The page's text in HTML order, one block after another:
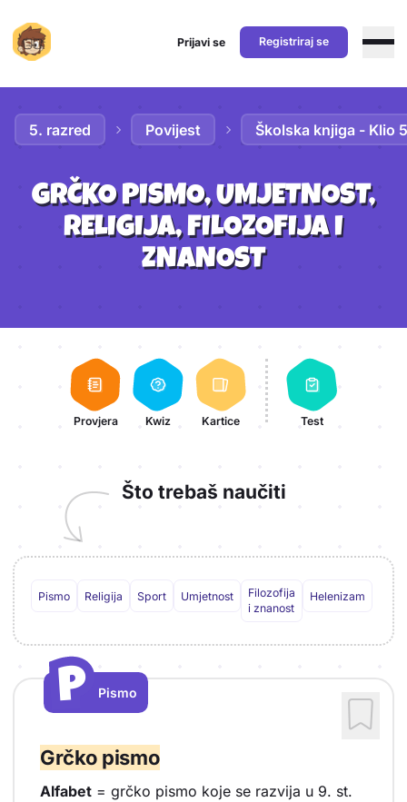
Prijavi se Registriraj se
5. razred Povijest Školska knjiga - Klio 5
GRČKO PISMO, UMJETNOST,
RELIGIJA, FILOZOFIJA I
ZNANOST
Aktivnosti lekcije
Provjera Kwiz Kartice Test
Što trebaš naučiti
Pismo Religija Sport Umjetnost
Filozofija
i znanost
Helenizam
P
P
Pismo
Grčko pismo
Alfabet = grčko pismo koje se razvija u 9. st.